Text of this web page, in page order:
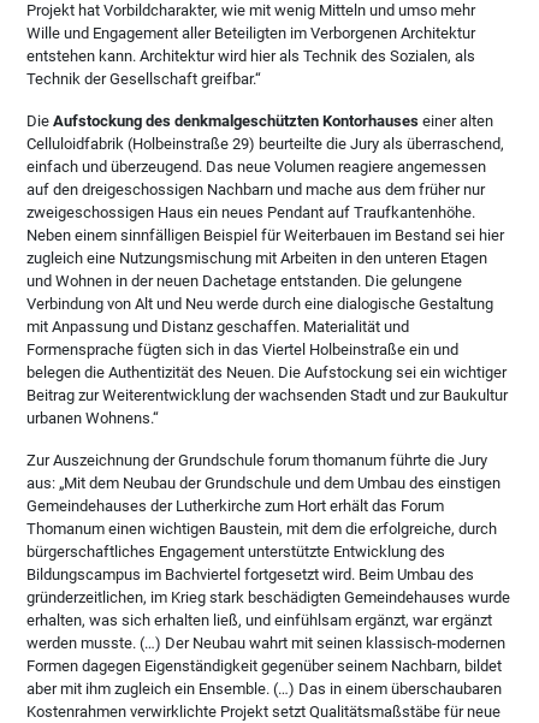
Projekt hat Vorbildcharakter, wie mit wenig Mitteln und umso mehr
Wille und Engagement aller Beteiligten im Verborgenen Architektur
entstehen kann. Architektur wird hier als Technik des Sozialen, als
Technik der Gesellschaft greifbar.“
DieAufstockung des denkmalgeschützten Kontorhauses einer alten
Celluloidfabrik (Holbeinstraße 29) beurteilte die Jury als überraschend,
einfach und überzeugend. Das neue Volumen reagiere angemessen
auf den dreigeschossigen Nachbarn und mache aus dem früher nur
zweigeschossigen Haus ein neues Pendant auf Traufkantenhöhe.
Neben einem sinnfälligen Beispiel für Weiterbauen im Bestand sei hier
zugleich eine Nutzungsmischung mit Arbeiten in den unteren Etagen
und Wohnen in der neuen Dachetage entstanden. Die gelungene
Verbindung von Alt und Neu werde durch eine dialogische Gestaltung
mit Anpassung und Distanz geschaffen. Materialität und
Formensprache fügten sich in das Viertel Holbeinstraße ein und
belegen die Authentizität des Neuen. Die Aufstockung sei ein wichtiger
Beitrag zur Weiterentwicklung der wachsenden Stadt und zur Baukultur
urbanen Wohnens.“
Zur Auszeichnung der Grundschule forum thomanum führte die Jury
aus: „Mit dem Neubau der Grundschule und dem Umbau des einstigen
Gemeindehauses der Lutherkirche zum Hort erhält das Forum
Thomanum einen wichtigen Baustein, mit dem die erfolgreiche, durch
bürgerschaftliches Engagement unterstützte Entwicklung des
Bildungscampus im Bachviertel fortgesetzt wird. Beim Umbau des
gründerzeitlichen, im Krieg stark beschädigten Gemeindehauses wurde
erhalten, was sich erhalten ließ, und einfühlsam ergänzt, war ergänzt
werden musste. (…) Der Neubau wahrt mit seinen klassisch-modernen
Formen dagegen Eigenständigkeit gegenüber seinem Nachbarn, bildet
aber mit ihm zugleich ein Ensemble. (…) Das in einem überschaubaren
Kostenrahmen verwirklichte Projekt setzt Qualitätsmaßstäbe für neue